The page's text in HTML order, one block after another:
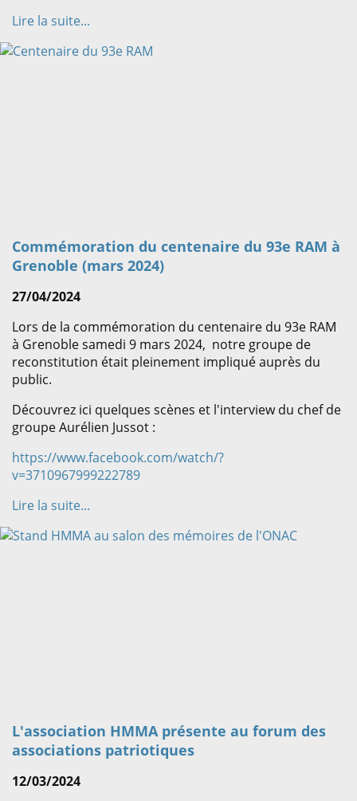
Lire la suite...
Commémoration du centenaire du 93e RAM à
Grenoble (mars 2024)
27/04/2024
Lors de la commémoration du centenaire du 93e RAM
à Grenoble samedi 9 mars 2024, notre groupe de
reconstitution était pleinement impliqué auprès du
public.
Découvrez ici quelques scènes et l'interview du chef de
groupe Aurélien Jussot :
https://www.facebook.com/watch/?
v=3710967999222789
Lire la suite...
L'association HMMA présente au forum des
associations patriotiques
12/03/2024